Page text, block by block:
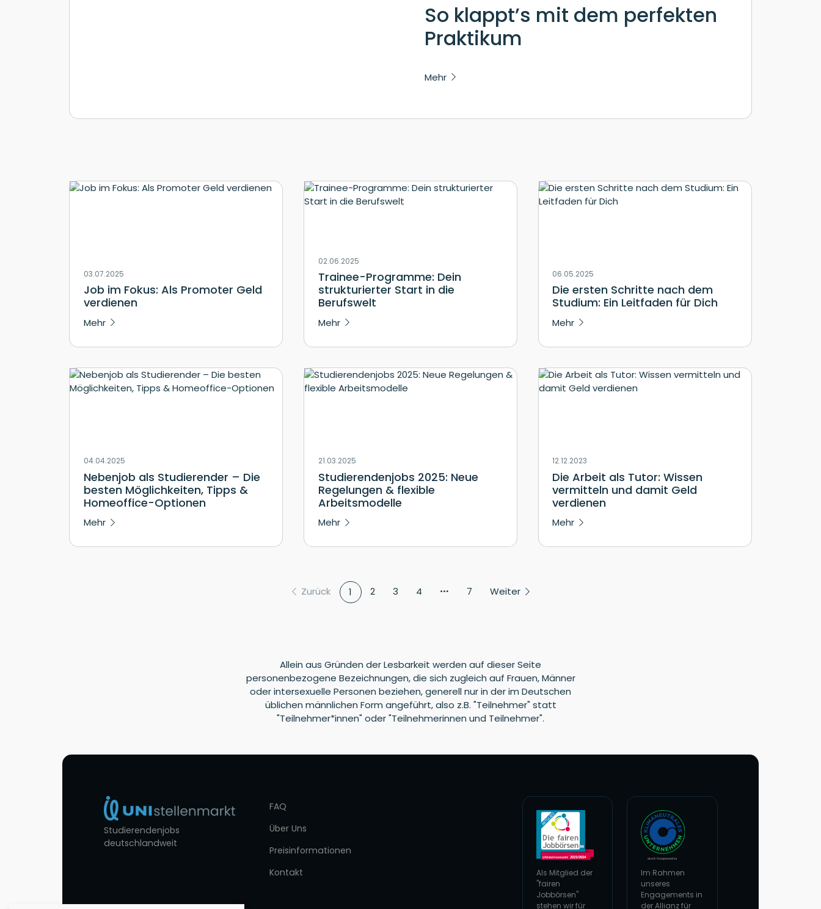
So klappt’s mit dem perfekten
Praktikum
Mehr
03.07.2025
Job im Fokus: Als Promoter Geld
verdienen
Mehr
02.06.2025
Trainee-Programme: Dein
strukturierter Start in die
Berufswelt
Mehr
06.05.2025
Die ersten Schritte nach dem
Studium: Ein Leitfaden für Dich
Mehr
04.04.2025
Nebenjob als Studierender – Die
besten Möglichkeiten, Tipps &
Homeoffice-Optionen
Mehr
21.03.2025
Studierendenjobs 2025: Neue
Regelungen & flexible
Arbeitsmodelle
Mehr
12.12.2023
Die Arbeit als Tutor: Wissen
vermitteln und damit Geld
verdienen
Mehr
Zurück 1 2 3 4 7 Weiter
Allein aus Gründen der Lesbarkeit werden auf dieser Seite
personenbezogene Bezeichnungen, die sich zugleich auf Frauen, Männer
oder intersexuelle Personen beziehen, generell nur in der im Deutschen
üblichen männlichen Form angeführt, also z.B. "Teilnehmer" statt
"Teilnehmer*innen" oder "Teilnehmerinnen und Teilnehmer".
Studierendenjobs
deutschlandweit
FAQ
Über Uns
Preisinformationen
Kontakt
Als Mitglied der
"fairen
Jobbörsen"
stehen wir für
Im Rahmen
unseres
Engagements in
der Allianz für